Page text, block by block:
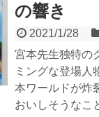
の響き
2021/1/28
宮本先生独特の
ミングな登場人
本ワールドが炸
おいしそうなこ